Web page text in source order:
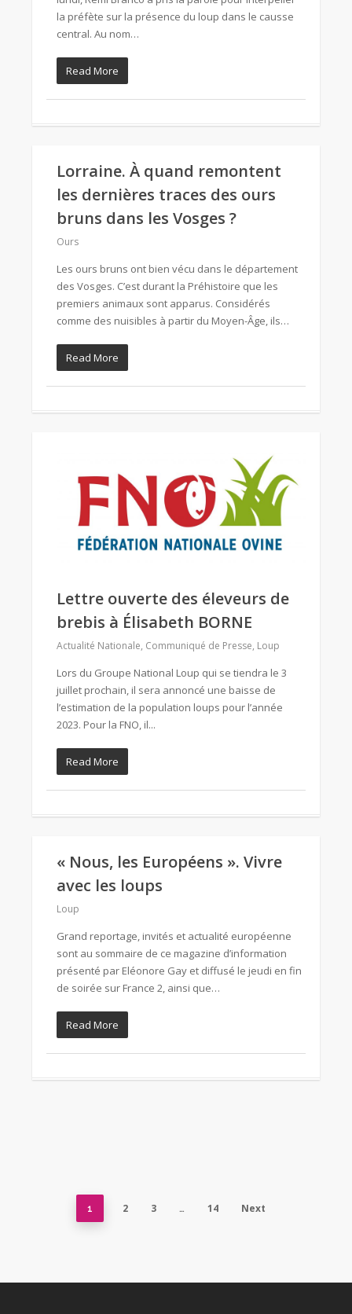
la préfète sur la présence du loup dans le causse
central. Au nom…
Read More
Lorraine. À quand remontent
les dernières traces des ours
bruns dans les Vosges ?
Ours
Les ours bruns ont bien vécu dans le département
des Vosges. C’est durant la Préhistoire que les
premiers animaux sont apparus. Considérés
comme des nuisibles à partir du Moyen-Âge, ils…
Read More
Lettre ouverte des éleveurs de
brebis à Élisabeth BORNE
Actualité Nationale, Communiqué de Presse, Loup
Lors du Groupe National Loup qui se tiendra le 3
juillet prochain, il sera annoncé une baisse de
l’estimation de la population loups pour l’année
2023. Pour la FNO, il...
Read More
« Nous, les Européens ». Vivre
avec les loups
Loup
Grand reportage, invités et actualité européenne
sont au sommaire de ce magazine d’information
présenté par Eléonore Gay et diffusé le jeudi en fin
de soirée sur France 2, ainsi que…
Read More
1 2 3 … 14 Next